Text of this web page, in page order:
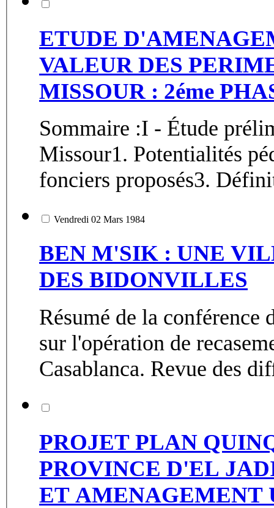
ETUDE
VALEUR DES
MISSOUR : 2éme
Sommaire :I - Étude
Missour1. Potentialités
fonciers proposés3.
Vendredi 02 Mars 1984
BEN M'SIK : UNE
DES BIDONVILLES
Résumé de la
sur l'opération de
Casablanca. Revue des
PROJET PLAN
PROVINCE D'EL
ET AMENAGEMENT